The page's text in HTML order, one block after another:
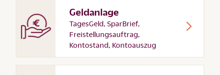
Geldanlage
TagesGeld, SparBrief,
Freistellungsauftrag,
Kontostand, Kontoauszug